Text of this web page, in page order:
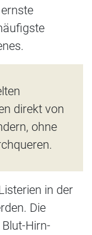
direkt von
ohne
in der
Die
Hirn-